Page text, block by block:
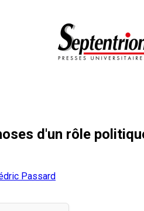
d'un rôle
Passard